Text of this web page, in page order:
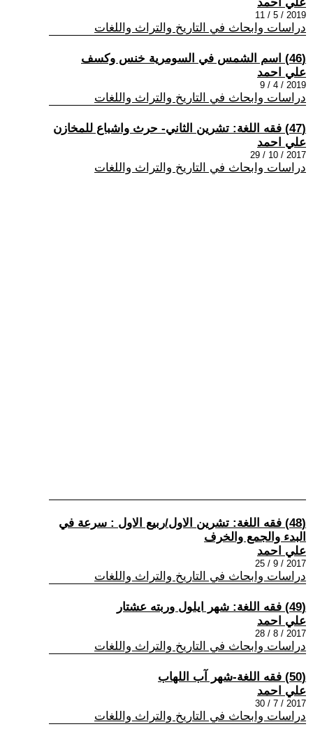
2019 / 5 / 11
دراسات وابحاث في التاريخ والتراث واللغات
(46) اسم الشمس في السومرية خنس وكسف
علي احمد
2019 / 4 / 9
دراسات وابحاث في التاريخ والتراث واللغات
(47) فقه اللغة: تشرين الثاني- حرث واشباع للمخازن
علي احمد
2017 / 10 / 29
دراسات وابحاث في التاريخ والتراث واللغات
(48) فقه اللغة: تشرين الاول/ربيع الاول : سرعة في
البدء والجمع والخرف
علي احمد
2017 / 9 / 25
دراسات وابحاث في التاريخ والتراث واللغات
(49) فقه اللغة: شهر ايلول وربته عشتار
علي احمد
2017 / 8 / 28
دراسات وابحاث في التاريخ والتراث واللغات
(50) فقه اللغة-شهر آب اللهاب
علي احمد
2017 / 7 / 30
دراسات وابحاث في التاريخ والتراث واللغات